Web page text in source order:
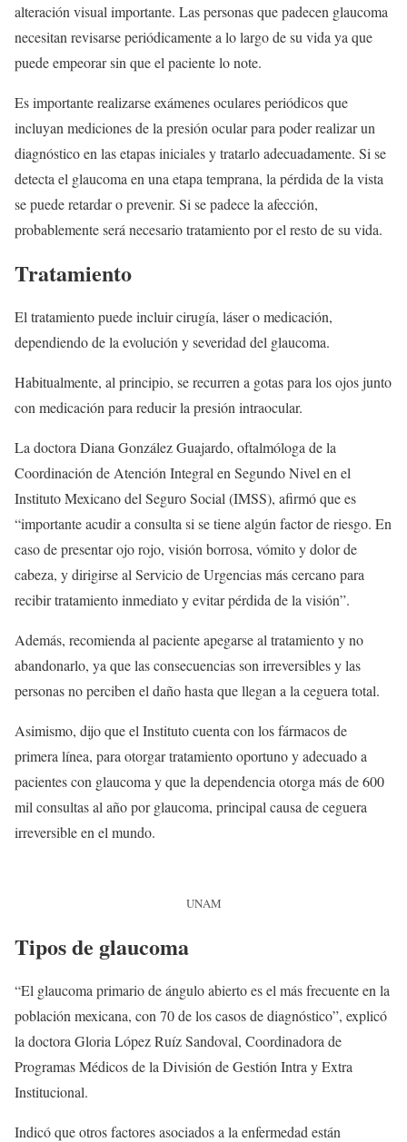
alteración visual importante. Las personas que padecen glaucoma
necesitan revisarse periódicamente a lo largo de su vida ya que
puede empeorar sin que el paciente lo note.
Es importante realizarse exámenes oculares periódicos que
incluyan mediciones de la presión ocular para poder realizar un
diagnóstico en las etapas iniciales y tratarlo adecuadamente. Si se
detecta el glaucoma en una etapa temprana, la pérdida de la vista
se puede retardar o prevenir. Si se padece la afección,
probablemente será necesario tratamiento por el resto de su vida.
Tratamiento
El tratamiento puede incluir cirugía, láser o medicación,
dependiendo de la evolución y severidad del glaucoma.
Habitualmente, al principio, se recurren a gotas para los ojos junto
con medicación para reducir la presión intraocular.
La doctora Diana González Guajardo, oftalmóloga de la
Coordinación de Atención Integral en Segundo Nivel en el
Instituto Mexicano del Seguro Social (IMSS), afirmó que es
“importante acudir a consulta si se tiene algún factor de riesgo. En
caso de presentar ojo rojo, visión borrosa, vómito y dolor de
cabeza, y dirigirse al Servicio de Urgencias más cercano para
recibir tratamiento inmediato y evitar pérdida de la visión”.
Además, recomienda al paciente apegarse al tratamiento y no
abandonarlo, ya que las consecuencias son irreversibles y las
personas no perciben el daño hasta que llegan a la ceguera total.
Asimismo, dijo que el Instituto cuenta con los fármacos de
primera línea, para otorgar tratamiento oportuno y adecuado a
pacientes con glaucoma y que la dependencia otorga más de 600
mil consultas al año por glaucoma, principal causa de ceguera
irreversible en el mundo.
UNAM
Tipos de glaucoma
“El glaucoma primario de ángulo abierto es el más frecuente en la
población mexicana, con 70 de los casos de diagnóstico”, explicó
la doctora Gloria López Ruíz Sandoval, Coordinadora de
Programas Médicos de la División de Gestión Intra y Extra
Institucional.
Indicó que otros factores asociados a la enfermedad están